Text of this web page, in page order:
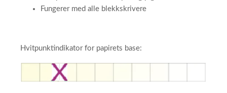
Fungerer med alle blekkskrivere
Hvitpunktindikator for papirets base:​